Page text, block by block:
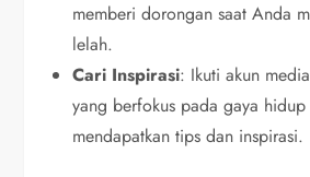
memberi dorongan saat Anda
lelah.
Cari Inspirasi: Ikuti akun
yang berfokus pada gaya hidup
mendapatkan tips dan inspirasi.